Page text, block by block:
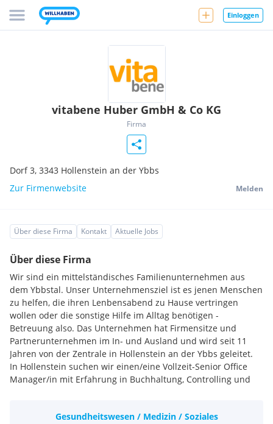
Einloggen
vitabene Huber GmbH & Co KG
Firma
Dorf 3, 3343 Hollenstein an der Ybbs
Zur Firmenwebsite
Melden
Über diese Firma Kontakt Aktuelle Jobs
Über diese Firma
Wir sind ein mittelständisches Familienunternehmen aus
dem Ybbstal. Unser Unternehmensziel ist es jenen Menschen
zu helfen, die ihren Lenbensabend zu Hause vertringen
wollen oder die sonstige Hilfe im Alltag benötigen -
Betreuung also. Das Unternehmen hat Firmensitze und
Partnerunternehmen im In- und Ausland und wird seit 11
Jahren von der Zentrale in Hollenstein an der Ybbs geleitet.
In Hollenstein suchen wir einen/eine Vollzeit-Senior Office
Manager/in mit Erfahrung in Buchhaltung, Controlling und
sowie Teamleading und Koordination operativer Abläufe.
Gesundheitswesen / Medizin / Soziales